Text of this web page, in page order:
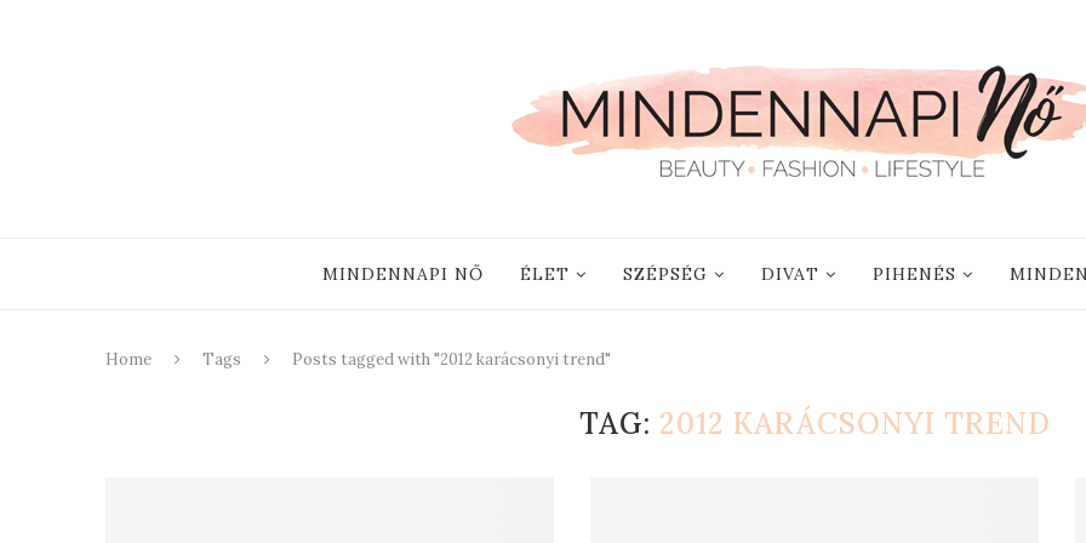
MINDENNAPI NŐ ÉLET SZÉPSÉG DIVAT PIHENÉS
Home Tags Posts tagged with "2012 karácsonyi trend"
TAG: 2012 KARÁCSONYI TREND